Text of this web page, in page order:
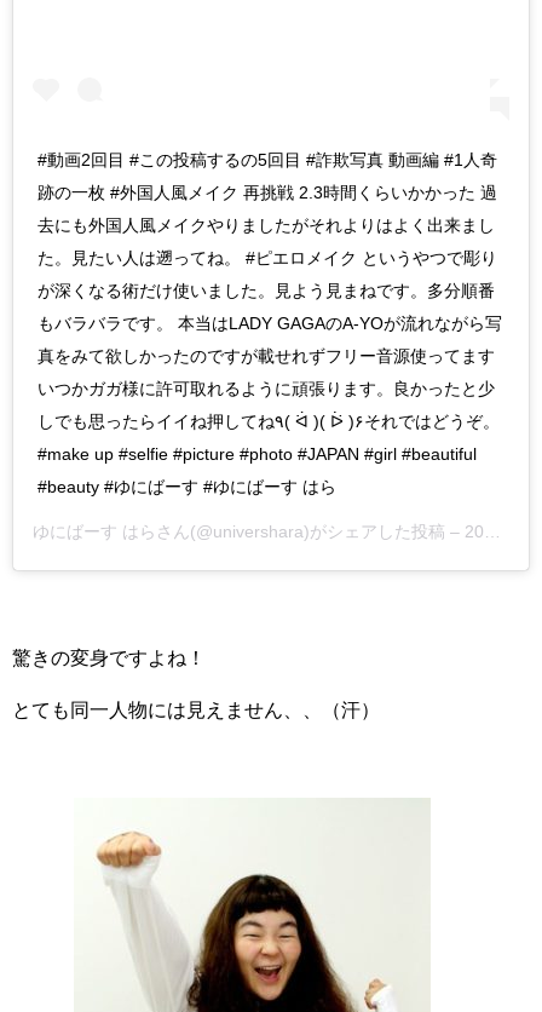
#動画2回目 #この投稿するの5回目 #詐欺写真 動画編 #1人奇
跡の一枚 #外国人風メイク 再挑戦 2.3時間くらいかかった 過
去にも外国人風メイクやりましたがそれよりはよく出来まし
た。見たい人は遡ってね。 #ピエロメイク というやつで彫り
が深くなる術だけ使いました。見よう見まねです。多分順番
もバラバラです。 本当はLADY GAGAのA-YOが流れながら写
真をみて欲しかったのですが載せれずフリー音源使ってます
いつかガガ様に許可取れるように頑張ります。良かったと少
しでも思ったらイイね押してね٩( ᐛ )( ᐖ )۶それではどうぞ。
#make up #selfie #picture #photo #JAPAN #girl #beautiful
#beauty #ゆにばーす #ゆにばーす はら
ゆにばーす はらさん(@univershara)がシェアした投稿 – 2017年 5月月10日午前7時19分PDT
驚きの変身ですよね！
とても同一人物には見えません、、（汗）